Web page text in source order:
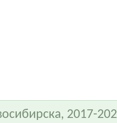
2017-